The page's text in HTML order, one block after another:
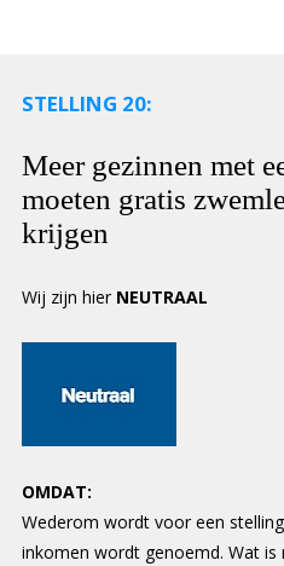
STELLING 20:
Meer gezinnen met
moeten gratis
krijgen
Wij zijn hier NEUTRAAL
OMDAT:
Wederom wordt voor een
inkomen wordt genoemd. Wat is